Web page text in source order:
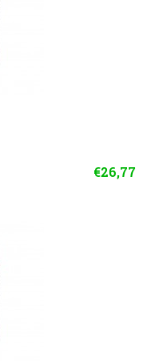
€26,77